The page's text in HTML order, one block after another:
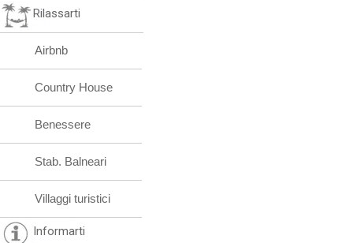
Rilassarti
Airbnb
Country House
Benessere
Stab. Balneari
Villaggi turistici
Informarti